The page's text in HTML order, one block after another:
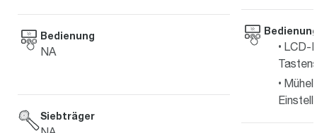
Bedienung
NA
Siebträger
LCD-